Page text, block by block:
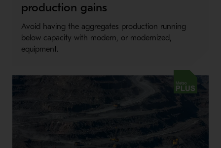
production gains
Avoid having the aggregates production running
below capacity with modern, or modernized,
equipment.